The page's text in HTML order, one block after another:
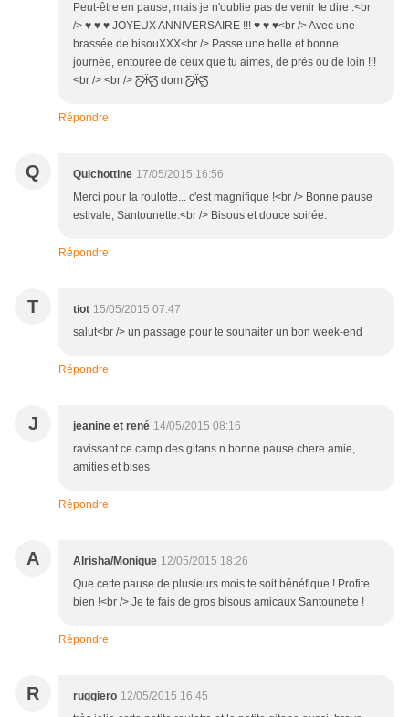
Peut-être en pause, mais je n'oublie pas de venir te dire :<br
/> ♥ ♥ ♥ JOYEUX ANNIVERSAIRE !!! ♥ ♥ ♥<br /> Avec une
brassée de bisouXXX<br /> Passe une belle et bonne
journée, entourée de ceux que tu aimes, de près ou de loin !!!
<br /> <br /> Ƹ̵̡Ӝ̵̨̄Ʒ dom Ƹ̵̡Ӝ̵̨̄Ʒ
Répondre
Q Quichottine 17/05/2015 16:56
Merci pour la roulotte... c'est magnifique !<br /> Bonne pause
estivale, Santounette.<br /> Bisous et douce soirée.
Répondre
T tiot 15/05/2015 07:47
salut<br /> un passage pour te souhaiter un bon week-end
Répondre
J jeanine et rené 14/05/2015 08:16
ravissant ce camp des gitans n bonne pause chere amie,
amities et bises
Répondre
A Alrisha/Monique 12/05/2015 18:26
Que cette pause de plusieurs mois te soit bénéfique ! Profite
bien !<br /> Je te fais de gros bisous amicaux Santounette !
Répondre
R ruggiero 12/05/2015 16:45